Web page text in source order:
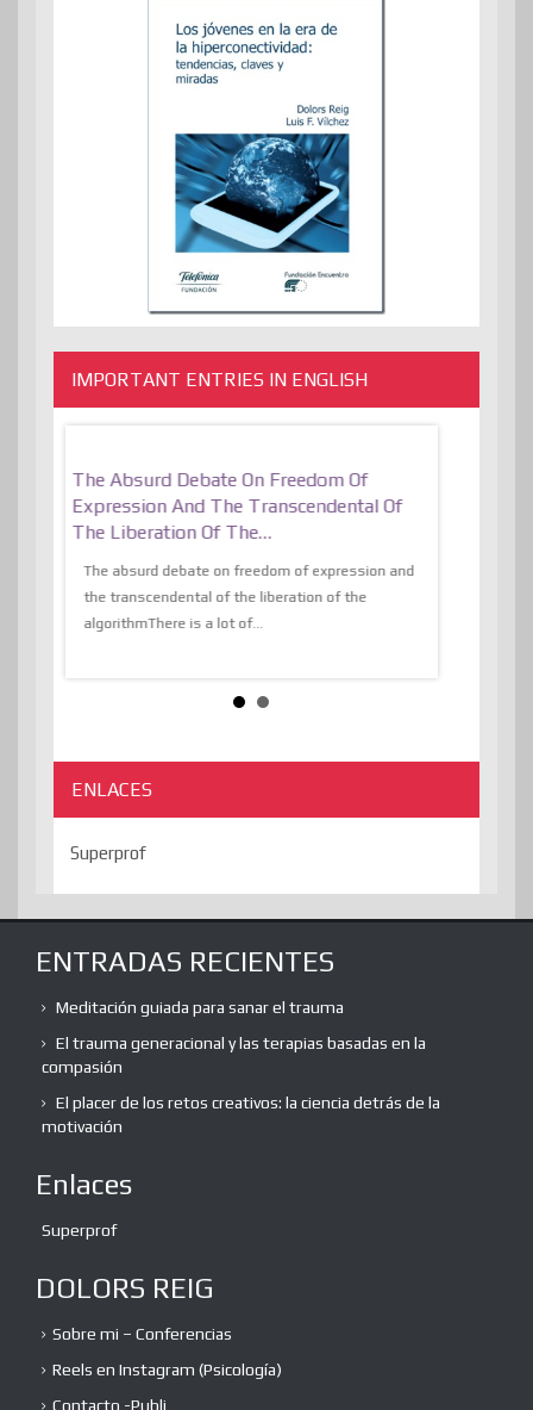
IMPORTANT ENTRIES IN ENGLISH
The Absurd Debate On Freedom Of
Expression And The Transcendental Of
The Liberation Of The…
The absurd debate on freedom of expression and
the transcendental of the liberation of the
algorithmThere is a lot of...
ENLACES
Superprof
ENTRADAS RECIENTES
Meditación guiada para sanar el trauma
El trauma generacional y las terapias basadas en la
compasión
El placer de los retos creativos: la ciencia detrás de la
motivación
Enlaces
Superprof
DOLORS REIG
Sobre mi – Conferencias
Reels en Instagram (Psicología)
Contacto -Publi